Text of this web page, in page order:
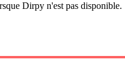
Dirpy n'est pas disponible.